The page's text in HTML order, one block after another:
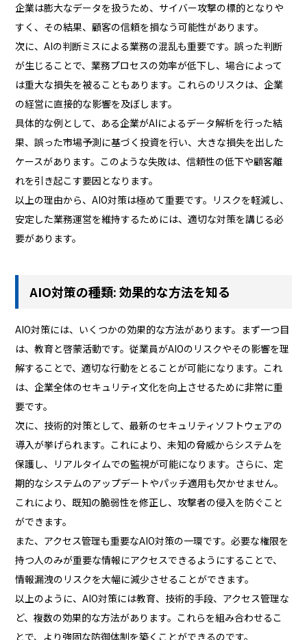
企業は膨大なデータを扱うため、サイバー攻撃の標的となりや
すく、その結果、顧客の信頼を損なう可能性があります。
次に、AIの判断ミスによる業務の混乱も重要です。誤った判断
が生じることで、業務プロセスの効率が低下し、場合によって
は重大な損失を被ることもあります。これらのリスクは、企業
の経営に直接的な影響を及ぼします。
具体的な例として、ある企業がAIによるデータ解析を行った結
果、誤った市場予測に基づく投資を行い、大きな損失を出した
ケースがあります。このような失敗は、信頼性の低下や顧客離
れを引き起こす要因となります。
以上の理由から、AIO対策は極めて重要です。リスクを軽減し、
安定した業務運営を維持するためには、適切な対策を講じる必
要があります。
AIO対策の種類: 効果的な方法を知る
AIO対策には、いくつかの効果的な方法があります。まず一つ目
は、教育と啓蒙活動です。従業員がAIOのリスクやその影響を理
解することで、適切な行動をとることが可能になります。これ
は、企業全体のセキュリティ文化を向上させるために非常に重
要です。
次に、技術的対策として、最新のセキュリティソフトウェアの
導入が挙げられます。これにより、未知の脅威からシステムを
保護し、リアルタイムでの監視が可能になります。さらに、定
期的なシステムのアップデートやパッチ適用も欠かせません。
これにより、既知の脆弱性を修正し、攻撃者の侵入を防ぐこと
ができます。
また、アクセス管理も重要なAIO対策の一環です。必要な権限を
持つ人のみが重要な情報にアクセスできるようにすることで、
情報漏洩のリスクを大幅に減少させることができます。
以上のように、AIO対策には教育、技術的手段、アクセス管理な
ど、複数の効果的な方法があります。これらを組み合わせるこ
とで、より強固な防御体制を築くことができるのです。